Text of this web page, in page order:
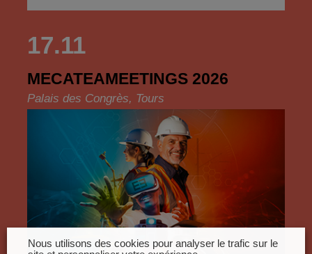
17.11
MECATEAMEETINGS 2026
Palais des Congrès, Tours
Nous utilisons des cookies pour analyser le trafic sur le